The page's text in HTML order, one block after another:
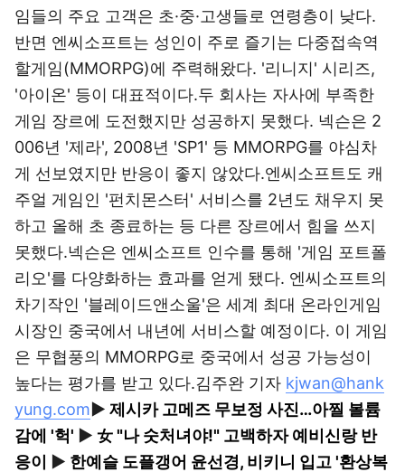
임들의 주요 고객은 초·중·고생들로 연령층이 낮다.
반면 엔씨소프트는 성인이 주로 즐기는 다중접속역
할게임(MMORPG)에 주력해왔다. '리니지' 시리즈,
'아이온' 등이 대표적이다.두 회사는 자사에 부족한
게임 장르에 도전했지만 성공하지 못했다. 넥슨은 2
006년 '제라', 2008년 'SP1' 등 MMORPG를 야심차
게 선보였지만 반응이 좋지 않았다.엔씨소프트도 캐
주얼 게임인 '펀치몬스터' 서비스를 2년도 채우지 못
하고 올해 초 종료하는 등 다른 장르에서 힘을 쓰지
못했다.넥슨은 엔씨소프트 인수를 통해 '게임 포트폴
리오'를 다양화하는 효과를 얻게 됐다. 엔씨소프트의
차기작인 '블레이드앤소울'은 세계 최대 온라인게임
시장인 중국에서 내년에 서비스할 예정이다. 이 게임
은 무협풍의 MMORPG로 중국에서 성공 가능성이
높다는 평가를 받고 있다.김주완 기자 kjwan@hank
yung.com▶ 제시카 고메즈 무보정 사진…아찔 볼륨
감에 '헉' ▶ 女 "나 숫처녀야!" 고백하자 예비신랑 반
응이
▶ 한예슬 도플갱어 윤선경, 비키니 입고 '환상복